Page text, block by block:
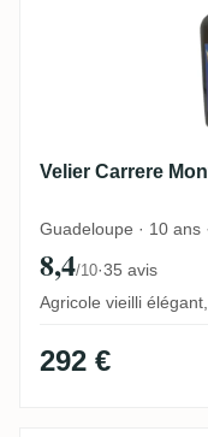
Velier Carrere
Guadeloupe · 10 ans
8,4/10·35 avis
Agricole vieilli
292 €